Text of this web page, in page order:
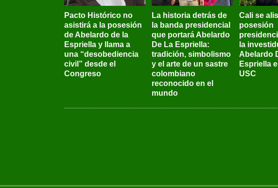
Pacto Histórico no
asistirá a la posesión
de Abelardo de la
Espriella y llama a
una “desobediencia
civil” desde el
Congreso
La historia detrás de
la banda presidencial
que portará Abelardo
De La Espriella:
tradición, simbolismo
y el arte de un sastre
colombiano
reconocido en el
mundo
Cali se
posesión
la
Abelardo
Espriella
USC